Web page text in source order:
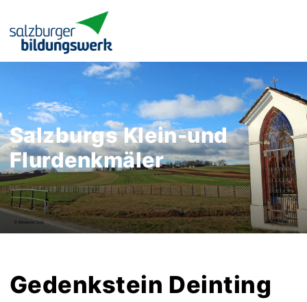
Salzburgs Klein-und
Flurdenkmäler
Gedenkstein Deinting